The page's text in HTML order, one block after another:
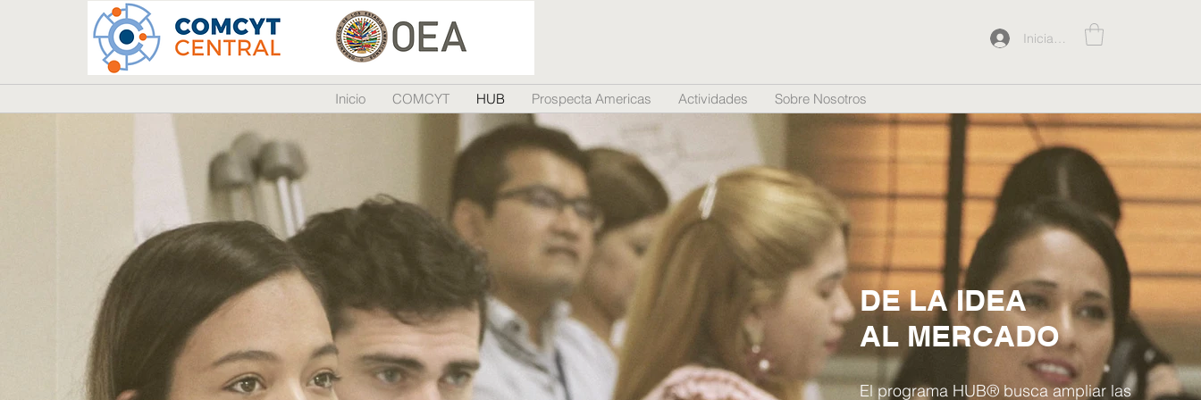
Iniciar sesión
Inicio COMCYT HUB Prospecta Americas Actividades Sobre Nosotros
DE LA IDEA
AL MERCADO
El programa HUB® busca ampliar las